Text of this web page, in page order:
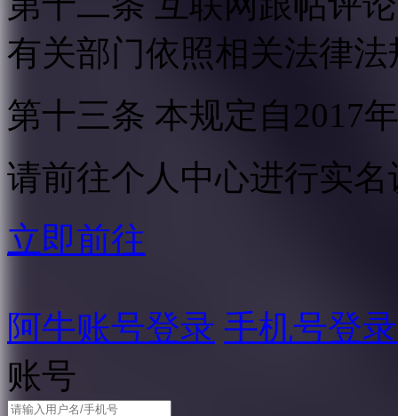
有关部门依照相关法律
第十三条 本规定自2017
请前往个人中心进行实名
立即前往
阿牛账号登录 手机号登录
账号